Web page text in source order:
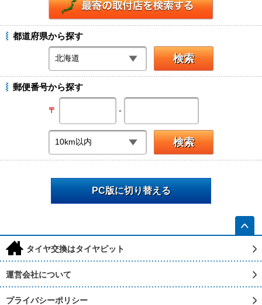
都道府県から探す
郵便番号から探す
〒 -
PC版に切り替える
h タイヤ交換はタイヤピット
運営会社について
プライバシーポリシー